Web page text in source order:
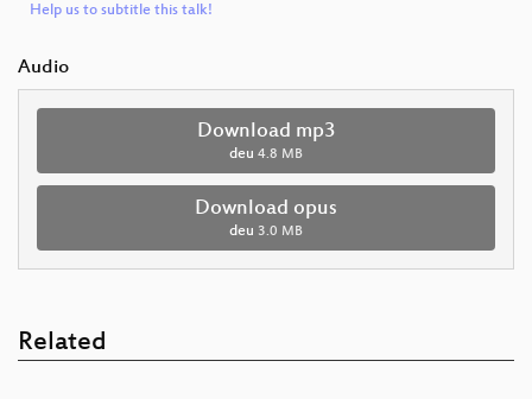
Help us to subtitle this talk!
Audio
Download mp3
deu 4.8 MB
Download opus
deu 3.0 MB
Related